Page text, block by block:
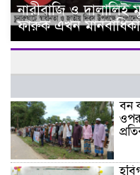
নারীবাজি ও
ফারুক এখন
বন
ওপর